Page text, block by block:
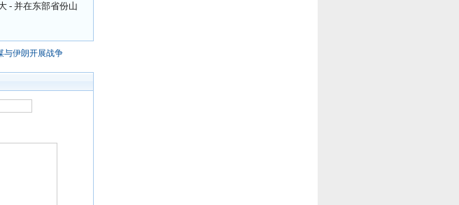
- 并在东部省份山
与伊朗开展战争